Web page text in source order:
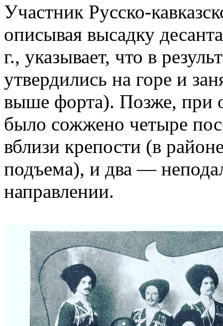
Участник Русско-
описывая высадку
г., указывает, что в
утвердились на горе и
выше форта). Позже, при
было сожжено четыре
вблизи крепости (в
подъема), и два —
направлении.